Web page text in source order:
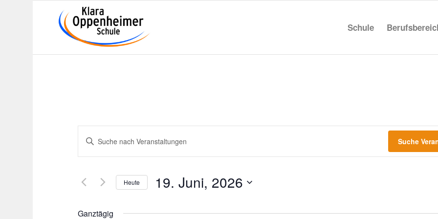
Schule
Veranstaltungen
Suche
und
Ansichten,
Navigation
Bitte
Schlüsselwort
eingeben.
nach
Suche
Heute 19. Juni, 2026
Ganztägig